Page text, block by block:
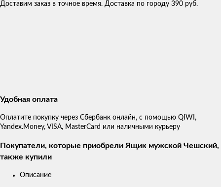
Доставим заказ в точное время. Доставка по городу 390 руб.
Удобная оплата
Оплатите покупку через Сбербанк онлайн, с помощью QIWI,
Yandex.Money, VISA, MasterCard или наличными курьеру
Покупатели, которые приобрели Ящик мужской Чешский,
также купили
Описание